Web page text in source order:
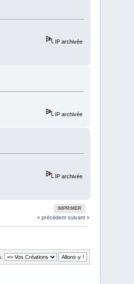
IP archivée
IP archivée
IP archivée
IMPRIMER
« précédent suivant »